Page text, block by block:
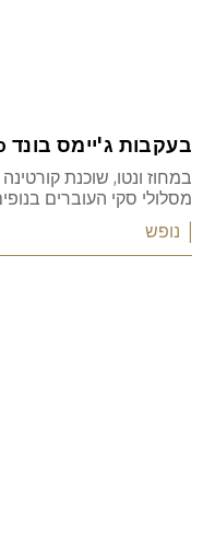
בעקבות ג'יימס בונד Cortina d'Ampezzo, איטליה
במחוז ונטו, שוכנת
מסלולי סקי העוברים
| נופש